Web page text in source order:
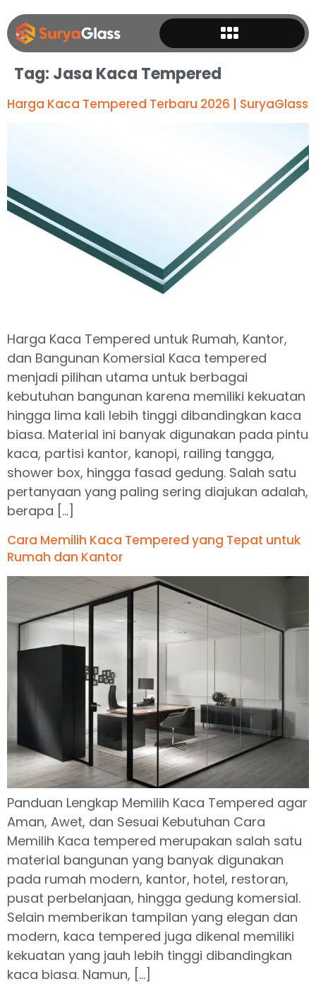
Tag: Jasa Kaca Tempered
Harga Kaca Tempered Terbaru 2026 | SuryaGlass
Harga Kaca Tempered untuk Rumah, Kantor,
dan Bangunan Komersial Kaca tempered
menjadi pilihan utama untuk berbagai
kebutuhan bangunan karena memiliki kekuatan
hingga lima kali lebih tinggi dibandingkan kaca
biasa. Material ini banyak digunakan pada pintu
kaca, partisi kantor, kanopi, railing tangga,
shower box, hingga fasad gedung. Salah satu
pertanyaan yang paling sering diajukan adalah,
berapa […]
Cara Memilih Kaca Tempered yang Tepat untuk
Rumah dan Kantor
Panduan Lengkap Memilih Kaca Tempered agar
Aman, Awet, dan Sesuai Kebutuhan Cara
Memilih Kaca tempered merupakan salah satu
material bangunan yang banyak digunakan
pada rumah modern, kantor, hotel, restoran,
pusat perbelanjaan, hingga gedung komersial.
Selain memberikan tampilan yang elegan dan
modern, kaca tempered juga dikenal memiliki
kekuatan yang jauh lebih tinggi dibandingkan
kaca biasa. Namun, […]